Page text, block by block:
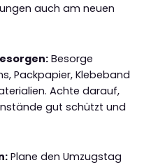
auch am neuen
Besorge
Packpapier, Klebeband
Achte darauf,
gut schützt und
Plane den Umzugstag